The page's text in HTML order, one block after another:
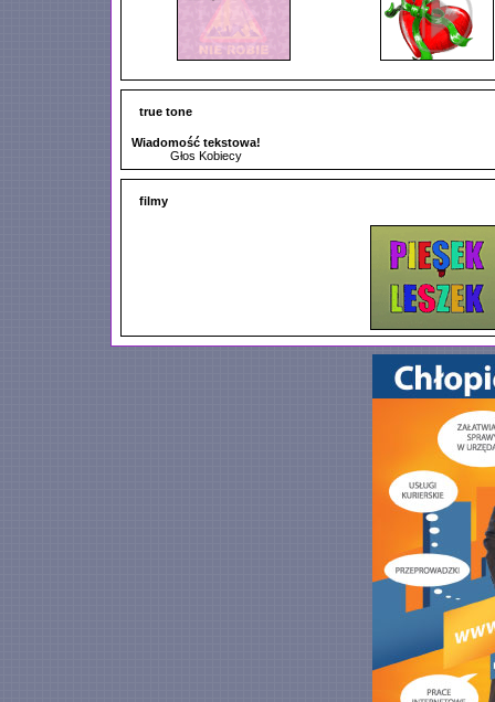
true tone
Wiadomość tekstowa!
Głos Kobiecy
filmy